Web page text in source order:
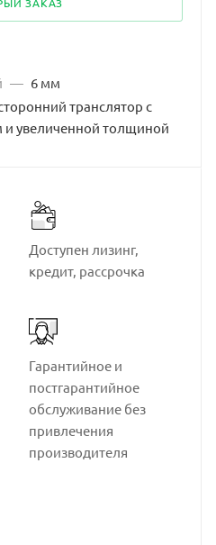
— 6 мм
транслятор с
увеличенной толщиной
Доступен лизинг,
кредит, рассрочка
Гарантийное и
постгарантийное
обслуживание без
привлечения
производителя